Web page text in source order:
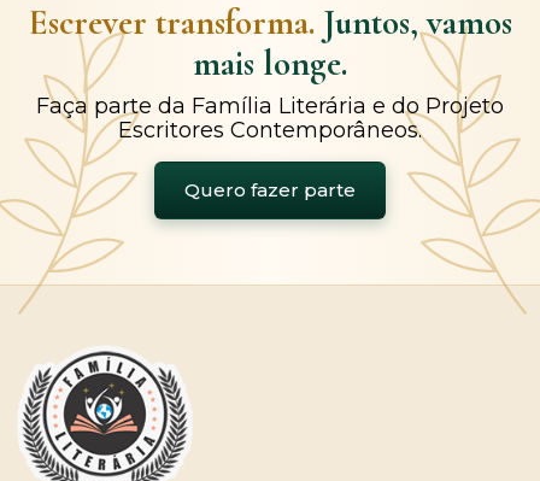
Escrever transforma. Juntos, vamos
mais longe.
Faça parte da Família Literária e do Projeto
Escritores Contemporâneos.
Quero fazer parte